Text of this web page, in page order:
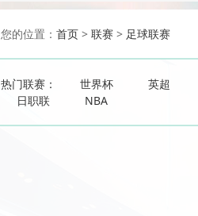
您的位置： 首页 > 联赛 > 足球联赛
热门联赛： 世界杯 英超
日职联
NBA